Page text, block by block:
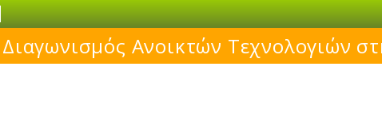
Μάθε για το ελεύθερο λογισμικό!